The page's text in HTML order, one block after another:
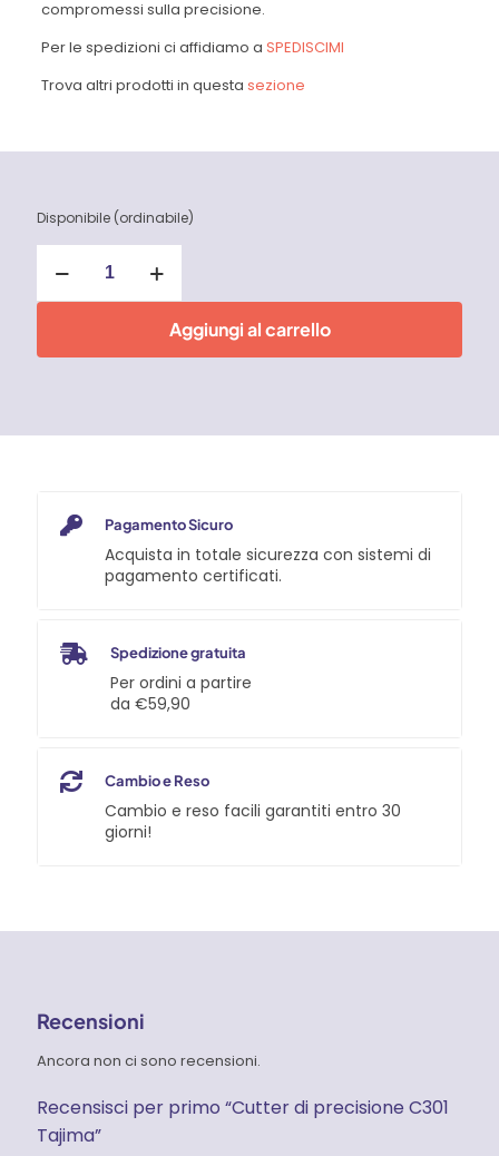
compromessi sulla precisione.
Per le spedizioni ci affidiamo a SPEDISCIMI
Trova altri prodotti in questa sezione
Disponibile (ordinabile)
precisione
quantità
Aggiungi al carrello
Pagamento Sicuro
Acquista in totale sicurezza con sistemi di
pagamento certificati.
Spedizione gratuita
Per ordini a partire
da €59,90
Cambio e Reso
Cambio e reso facili garantiti entro 30
giorni!
Recensioni
Ancora non ci sono recensioni.
Recensisci per primo “Cutter di precisione C301
Tajima”